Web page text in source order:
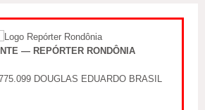
— REPÓRTER RONDÔNIA
DOUGLAS EDUARDO BRASIL